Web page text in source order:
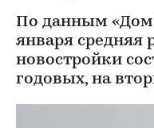
По данным
января средняя
новостройки
годовых, на